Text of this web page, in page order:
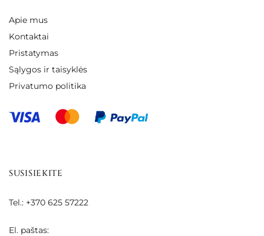
Apie mus
Kontaktai
Pristatymas
Sąlygos ir taisyklės
Privatumo politika
SUSISIEKITE
Tel.: +370 625 57222
El. paštas: